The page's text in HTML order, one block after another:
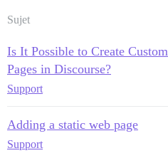
Sujet
Is It Possible to Create Custom
Pages in Discourse?
Support
Adding a static web page
Support